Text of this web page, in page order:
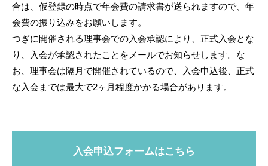
合は、仮登録の時点で年会費の請求書が送られますので、年
会費の振り込みをお願いします。
つぎに開催される理事会での入会承認により、正式入会とな
り、入会が承認されたことをメールでお知らせします。な
お、理事会は隔月で開催されているので、入会申込後、正式
な入会までは最大で2ヶ月程度かかる場合があります。
入会申込フォームはこちら